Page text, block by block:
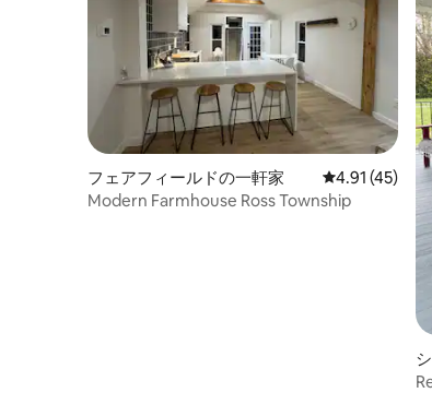
フェアフィールドの一軒家 レビュー45件
4.91 (45)
Modern Farmhouse Ross Township